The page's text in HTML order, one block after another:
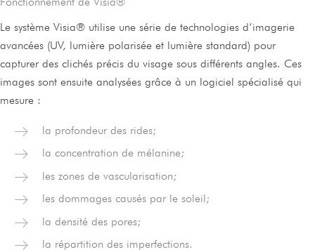
Le système Visia® utilise une série de technologies d’imagerie
avancées (UV, lumière polarisée et lumière standard) pour
capturer des clichés précis du visage sous différents angles. Ces
images sont ensuite analysées grâce à un logiciel spécialisé qui
mesure :
la profondeur des rides;
la concentration de mélanine;
les zones de vascularisation;
les dommages causés par le soleil;
la densité des pores;
la répartition des imperfections.